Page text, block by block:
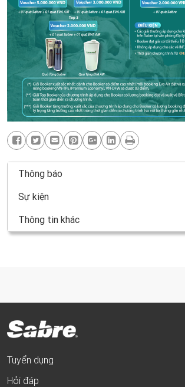
Thông báo
Sự kiện
Thông tin khác
Tuyển dụng
Hỏi đáp